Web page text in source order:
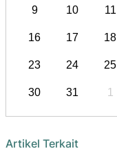
9 10 11
16 17 18
23 24 25
30 31 1
Artikel Terkait